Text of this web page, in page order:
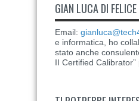
GIAN LUCA DI FELICE
Email:
e informatica, ho
stato anche
II Certified